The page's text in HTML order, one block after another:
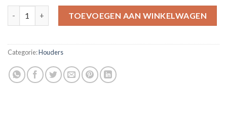
TOEVOEGEN AAN WINKELWAGEN
Categorie:Houders